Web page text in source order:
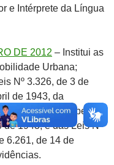
e Intérprete da Língua
DE 2012 – Institui as
Urbana;
Nº 3.326, de 3 de
de 1943, da
aprovada pelo
de 1943, e das Leis Nº
6.261, de 14 de